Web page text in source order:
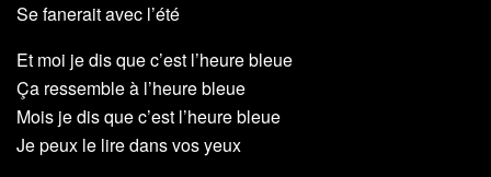
Se fanerait avec l’été
Et moi je dis que c’est l’heure bleue
Ça ressemble à l’heure bleue
Mois je dis que c’est l’heure bleue
Je peux le lire dans vos yeux